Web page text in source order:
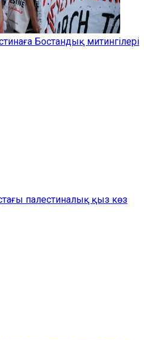
Бостандық митингілері
палестиналық қыз көз